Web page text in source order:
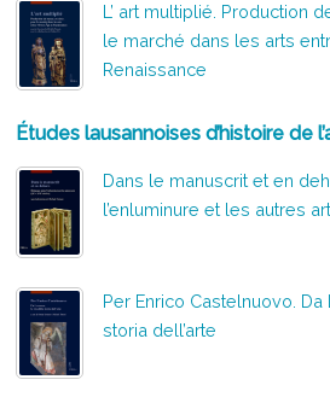
L’ art multiplié. Production
le marché dans les arts
Renaissance
Études lausannoises d’histoire de
Dans le manuscrit et en
l’enluminure et les autres
Per Enrico Castelnuovo.
storia dell’arte